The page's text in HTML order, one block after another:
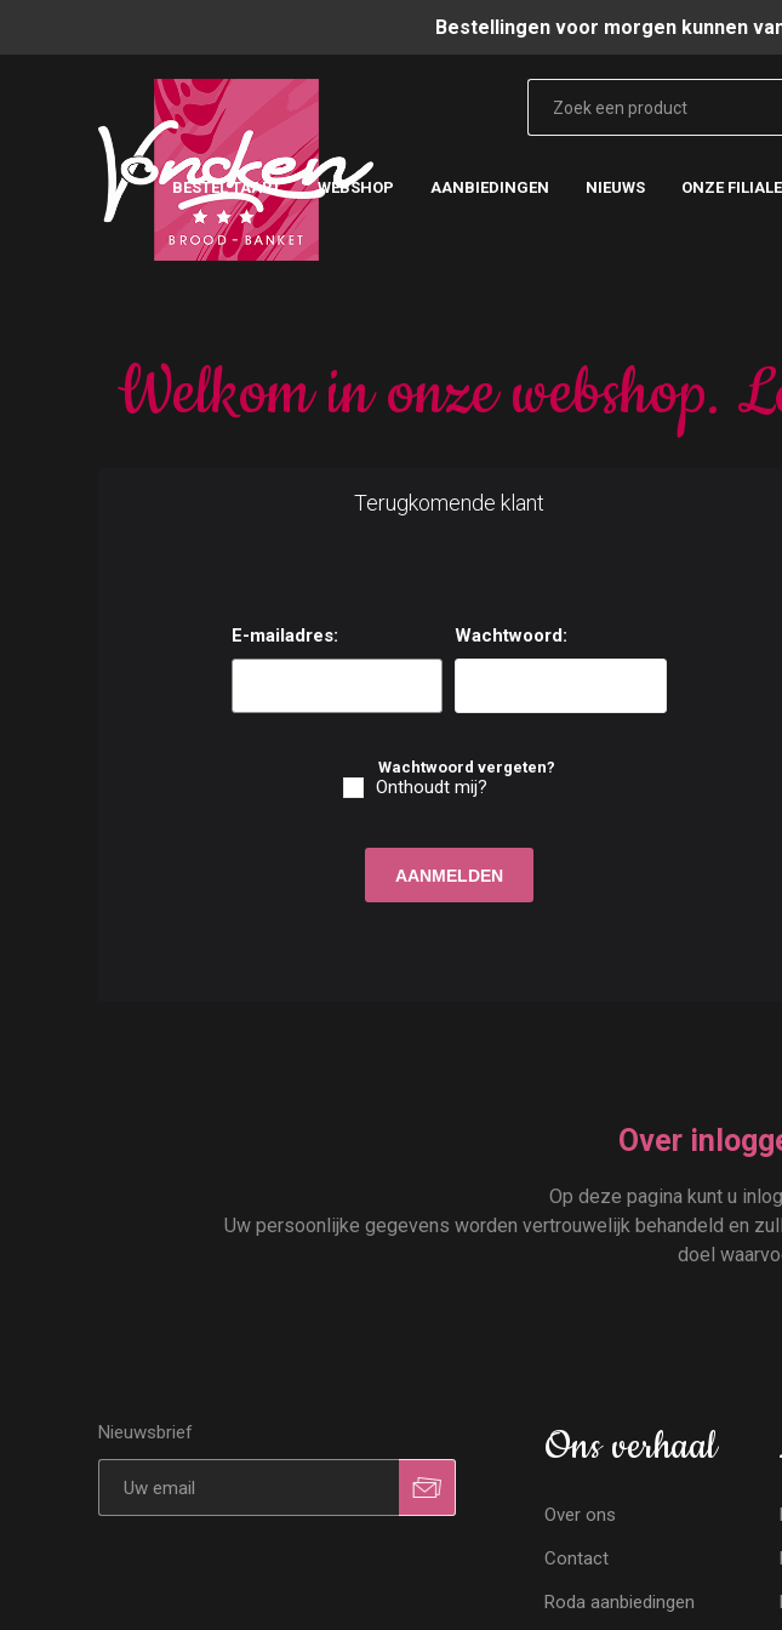
Bestellingen voor morgen kunnen
BESTEL TAART WEBSHOP AANBIEDINGEN NIEUWS ONZE
Welkom in onze webshop.
Terugkomende klant
E-mailadres: Wachtwoord:
Wachtwoord vergeten?
Onthoudt mij?
Over
Op deze pagina kunt u
Uw persoonlijke gegevens worden vertrouwelijk behandeld en
doel
Nieuwsbrief Ons verhaal
Over ons
Contact
Roda aanbiedingen